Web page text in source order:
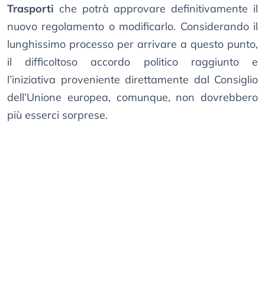
Trasporti che potrà approvare definitivamente il
nuovo regolamento o modificarlo. Considerando il
lunghissimo processo per arrivare a questo punto,
il difficoltoso accordo politico raggiunto e
l’iniziativa proveniente direttamente dal Consiglio
dell’Unione europea, comunque, non dovrebbero
più esserci sorprese.